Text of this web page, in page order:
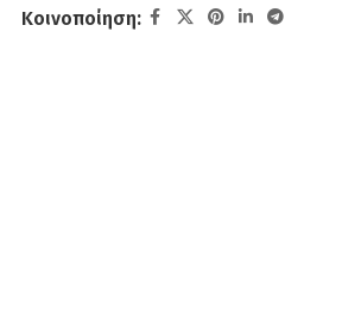
Κοινοποίηση: